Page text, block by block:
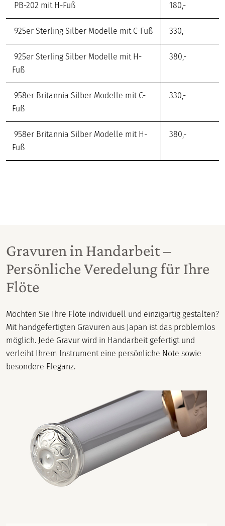
PB-202 mit H-Fuß 180,-
925er Sterling Silber Modelle mit C-Fuß 330,-
925er Sterling Silber Modelle mit H-
Fuß
380,-
958er Britannia Silber Modelle mit C-
Fuß
330,-
958er Britannia Silber Modelle mit H-
Fuß
380,-
Gravuren in Handarbeit –
Persönliche Veredelung für Ihre
Flöte
Möchten Sie Ihre Flöte individuell und einzigartig gestalten?
Mit handgefertigten Gravuren aus Japan ist das problemlos
möglich. Jede Gravur wird in Handarbeit gefertigt und
verleiht Ihrem Instrument eine persönliche Note sowie
besondere Eleganz.